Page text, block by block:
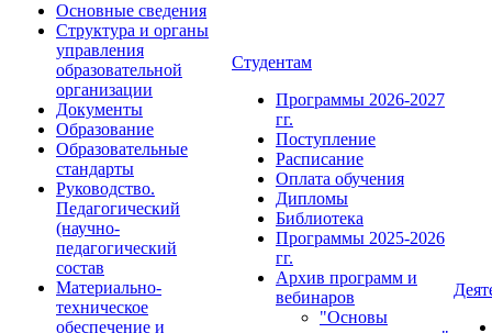
Основные сведения
Структура и органы
управления
образовательной
организации
Документы
Образование
Образовательные
стандарты
Руководство.
Педагогический
(научно-
педагогический
состав
Материально-
техническое
обеспечение и
Студентам
Программы 2026-2027
гг.
Поступление
Расписание
Оплата обучения
Дипломы
Библиотека
Программы 2025-2026
гг.
Архив программ и
вебинаров
"Основы